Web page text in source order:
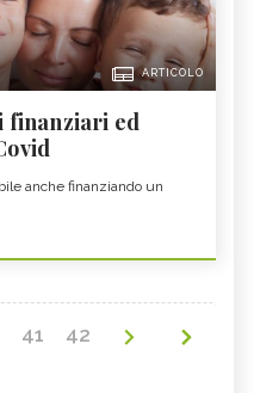
ARTICOLO
finanziari ed
anche finanziando un
41 42